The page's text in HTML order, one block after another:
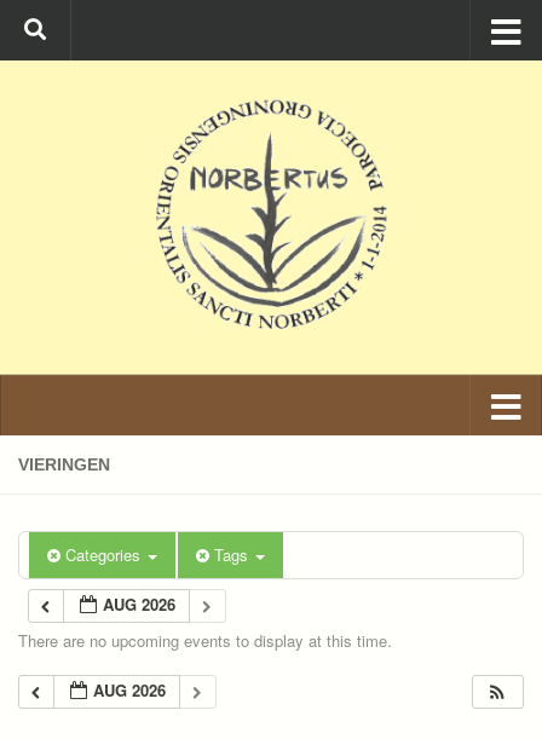
Ga naar de inhoud
VIERINGEN
Categories Tags
AUG 2026
There are no upcoming events to display at this time.
AUG 2026